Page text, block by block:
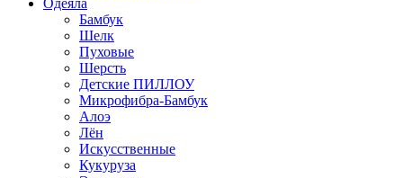
Одеяла
Бамбук
Шелк
Пуховые
Шерсть
Детские ПИЛЛОУ
Микрофибра-Бамбук
Алоэ
Лён
Искусственные
Кукуруза